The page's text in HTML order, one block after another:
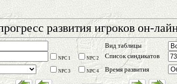
развития игроков он-
Вид таблицы
NPC 1 NPC 2
Список синдикатов
NPC 3 NPC 4 Время развития